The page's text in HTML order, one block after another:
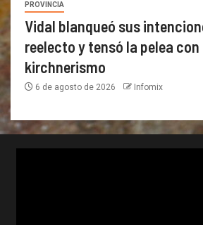
PROVINCIA
Vidal blanqueó sus
reelecto y tensó la pelea con
kirchnerismo
6 de agosto de 2026 Infomix